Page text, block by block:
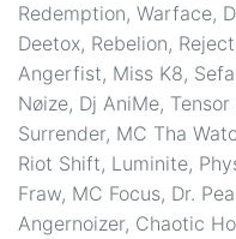
Redemption, Warface,
Deetox, Rebelion,
Angerfist, Miss K8,
Nøize, Dj AniMe,
Surrender, MC Tha
Riot Shift, Luminite,
Fraw, MC Focus, Dr.
Angernoizer, Chaotic